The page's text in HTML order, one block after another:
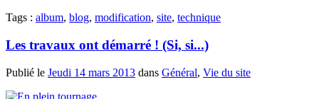
Tags : album, blog, modification, site, technique
Les travaux ont démarré ! (Si, si...)
Publié le Jeudi 14 mars 2013 dans Général, Vie du site